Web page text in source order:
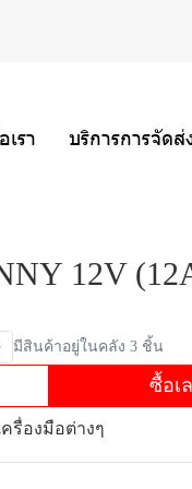
รา บริการการจัด
12V
มีสินค้าอยู่ในคลัง 3 ชิ้น
ซื้อเ
รื่องมือต่างๆ